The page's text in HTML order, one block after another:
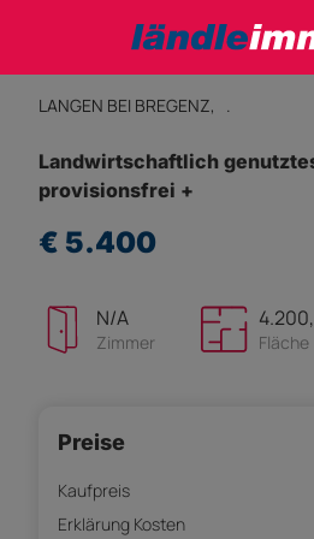
LANGEN BEI BREGENZ, .
Landwirtschaftlich
provisionsfrei +
€ 5.400
N/A
Zimmer Fläche
Preise
Kaufpreis
Erklärung Kosten